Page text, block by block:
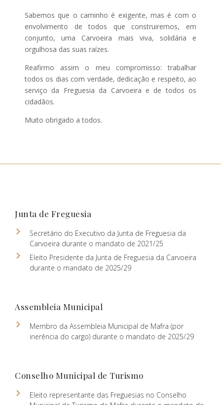
Sabemos que o caminho é exigente, mas é com o
envolvimento de todos que construiremos, em
conjunto, uma Carvoeira mais viva, solidária e
orgulhosa das suas raízes.
Reafirmo assim o meu compromisso: trabalhar
todos os dias com verdade, dedicação e respeito, ao
serviço da Freguesia da Carvoeira e de todos os
cidadãos.
Muito obrigado a todos.
Junta de Freguesia
Secretário do Executivo da Junta de Freguesia da
Carvoeira durante o mandato de 2021/25
Eleito Presidente da Junta de Freguesia da Carvoeira
durante o mandato de 2025/29
Assembleia Municipal
Membro da Assembleia Municipal de Mafra (por
inerência do cargo) durante o mandato de 2025/29
Conselho Municipal de Turismo
Eleito representante das Freguesias no Conselho